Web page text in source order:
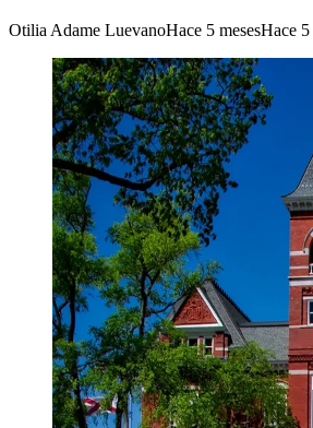
Otilia Adame LuevanoHace 5 mesesHace 5